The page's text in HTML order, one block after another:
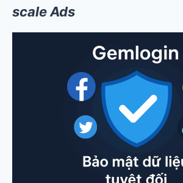
scale Ads